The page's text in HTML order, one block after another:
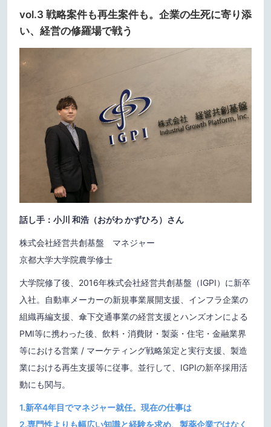
vol.3 戦略案件も再生案件も。企業の生死に寄り添
い、経営の修羅場で戦う
話し手：小川 和浩（おがわ かずひろ）さん
株式会社経営共創基盤 マネジャー
京都大学大学院農学修士
大学院修了後、2016年株式会社経営共創基盤（IGPI）に新卒
入社。自動車メーカーの新規事業展開支援、インフラ企業の
組織再編支援、傘下交通事業の経営支援とハンズオンによる
PMI等に携わった後、飲料・消費財・製薬・住宅・金融業界
等における営業 / マーケティング戦略策定と実行支援、製造
業における再生支援等に従事。並行して、IGPIの新卒採用活
動にも関与。
1.新卒4年目でマネジャー就任。現在の仕事は
2.専門性よりも幅広い知識と経験を求め、製薬企業ではなく